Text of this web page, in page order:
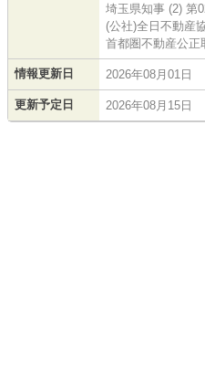
埼玉県知事 (2) 第
(公社)全日不動
首都圏不動産公正
情報更新日 2026年08月01日
更新予定日 2026年08月15日